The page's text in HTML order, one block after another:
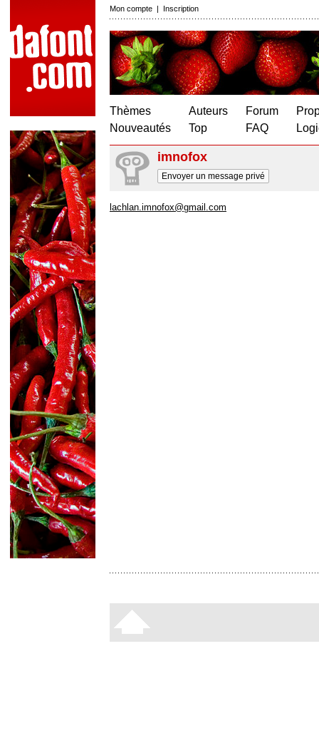
Mon compte | Inscription
Thèmes
Nouveautés
Auteurs
Top
Forum
FAQ
imnofox
Envoyer un message privé
lachlan.imnofox@gmail.com